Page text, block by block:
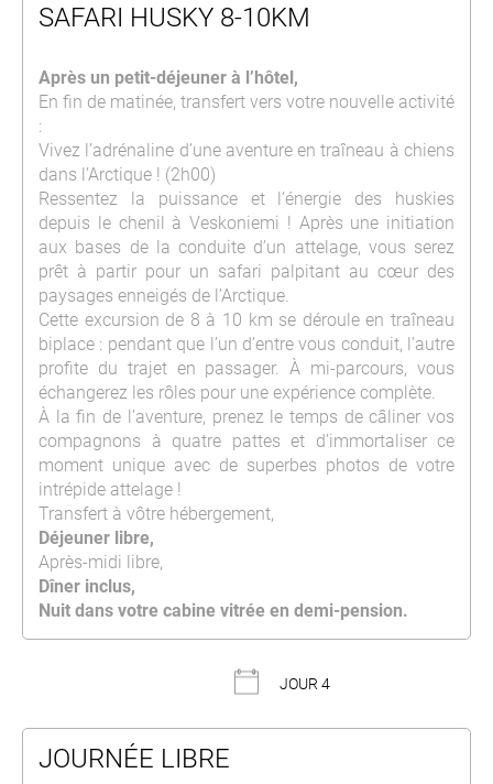
SAFARI HUSKY 8-10KM
Après un petit-déjeuner à l’hôtel,
En fin de matinée, transfert vers votre nouvelle activité
:
Vivez l’adrénaline d’une aventure en traîneau à chiens
dans l’Arctique ! (2h00)
Ressentez la puissance et l’énergie des huskies
depuis le chenil à Veskoniemi ! Après une initiation
aux bases de la conduite d’un attelage, vous serez
prêt à partir pour un safari palpitant au cœur des
paysages enneigés de l’Arctique.
Cette excursion de 8 à 10 km se déroule en traîneau
biplace : pendant que l’un d’entre vous conduit, l’autre
profite du trajet en passager. À mi-parcours, vous
échangerez les rôles pour une expérience complète.
À la fin de l’aventure, prenez le temps de câliner vos
compagnons à quatre pattes et d’immortaliser ce
moment unique avec de superbes photos de votre
intrépide attelage !
Transfert à vôtre hébergement,
Déjeuner libre,
Après-midi libre,
Dîner inclus,
Nuit dans votre cabine vitrée en demi-pension.
JOUR 4
JOURNÉE LIBRE